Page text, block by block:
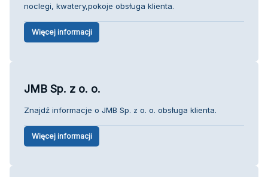
noclegi, kwatery,pokoje obsługa klienta.
Więcej informacji
JMB Sp. z o. o.
Znajdź informacje o JMB Sp. z o. o. obsługa klienta.
Więcej informacji